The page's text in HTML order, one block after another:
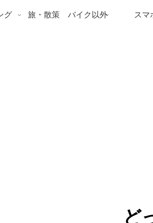
ど
グ 旅・散策 バイク以外 スマ